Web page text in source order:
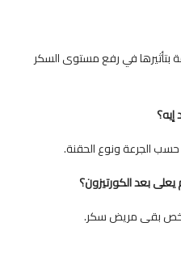
بتأثيرها في رفع مستوى السكر
إيه؟
حسب الجرعة ونوع الحقنة.
بعد الكورتيزون؟
بقى مريض سكر.